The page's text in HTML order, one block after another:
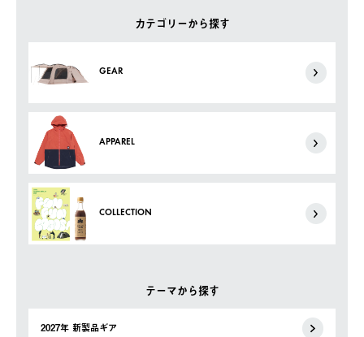
カテゴリーから探す
GEAR
APPAREL
COLLECTION
テーマから探す
2027年 新製品ギア